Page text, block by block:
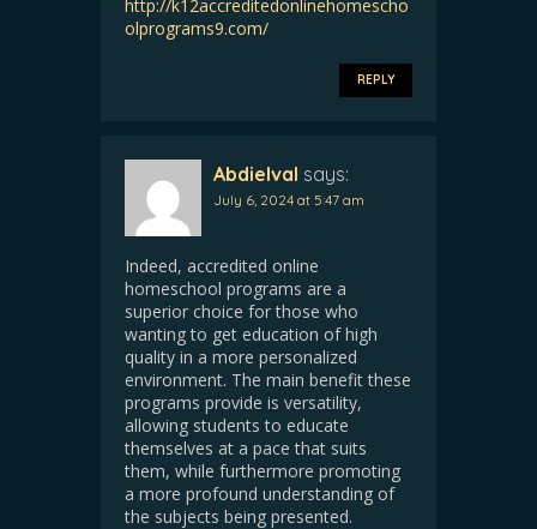
http://k12accreditedonlinehomescho
olprograms9.com/
REPLY
Abdielval says:
July 6, 2024 at 5:47 am
Indeed, accredited online
homeschool programs are a
superior choice for those who
wanting to get education of high
quality in a more personalized
environment. The main benefit these
programs provide is versatility,
allowing students to educate
themselves at a pace that suits
them, while furthermore promoting
a more profound understanding of
the subjects being presented.